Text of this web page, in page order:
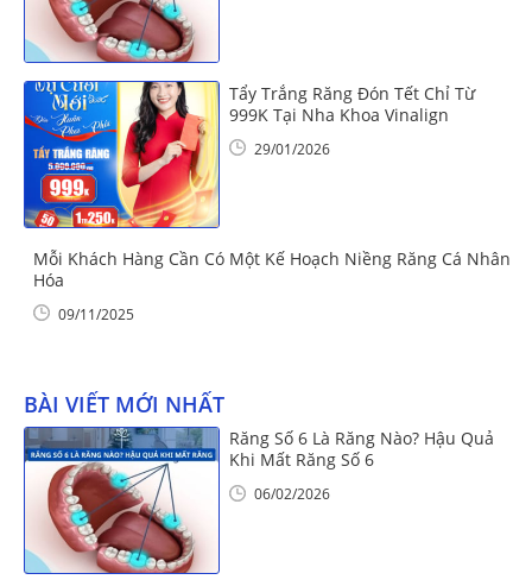
Tẩy Trắng Răng Đón Tết Chỉ Từ
999K Tại Nha Khoa Vinalign
29/01/2026
Mỗi Khách Hàng Cần Có Một Kế Hoạch Niềng Răng Cá Nhân
Hóa
09/11/2025
BÀI VIẾT MỚI NHẤT
Răng Số 6 Là Răng Nào? Hậu Quả
Khi Mất Răng Số 6
06/02/2026